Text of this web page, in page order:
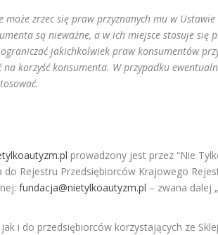
zrzec się praw przyznanych mu w
są nieważne, a w ich miejsce stosuje się
jakichkolwiek praw konsumentów
korzyść konsumenta. W przypadku
prowadzony jest przez “Nie
Rejestru Przedsiębiorców Krajowego
fundacja@nietylkoautyzm.pl – zwana dalej „
i do przedsiębiorców korzystających ze